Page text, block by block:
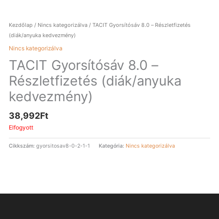
Kezdőlap / Nincs kategorizálva / TACIT Gyorsítósáv 8.0 – Részletfizetés
(diák/anyuka kedvezmény)
Nincs kategorizálva
TACIT Gyorsítósáv 8.0 –
Részletfizetés (diák/anyuka
kedvezmény)
38,992Ft
Elfogyott
Cikkszám:gyorsitosav8-0-2-1-1 Kategória: Nincs kategorizálva